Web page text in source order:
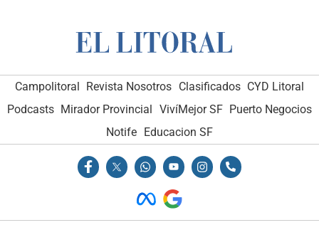
Campolitoral Revista Nosotros Clasificados CYD Litoral
Podcasts Mirador Provincial VivíMejor SF Puerto Negocios
Notife
Educacion SF